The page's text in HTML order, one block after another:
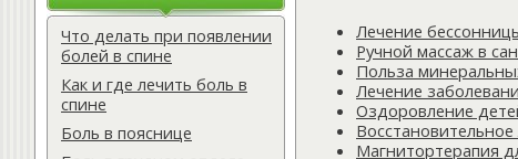
Что делать при появлении
болей в спине
Как и где лечить боль в
спине
Боль в пояснице
Лечение
Ручной массаж в
Польза
Лечение
Оздоровление
Магнитортерапия